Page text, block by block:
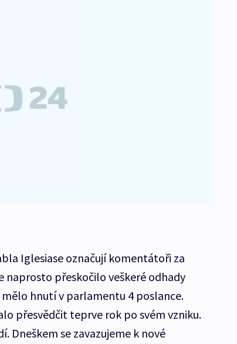
Iglesiase označují komentátoři za
přeskočilo veškeré odhady
hnutí v parlamentu 4 poslance.
přesvědčit teprve rok po svém vzniku.
Dneškem se zavazujeme k nové